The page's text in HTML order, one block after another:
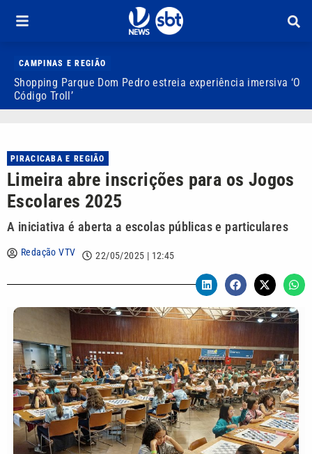
CAMPINAS E REGIÃO
Shopping Parque Dom Pedro estreia experiência imersiva ‘O
Código Troll’
PIRACICABA E REGIÃO
Limeira abre inscrições para os Jogos
Escolares 2025
A iniciativa é aberta a escolas públicas e particulares
Redação VTV 22/05/2025 | 12:45